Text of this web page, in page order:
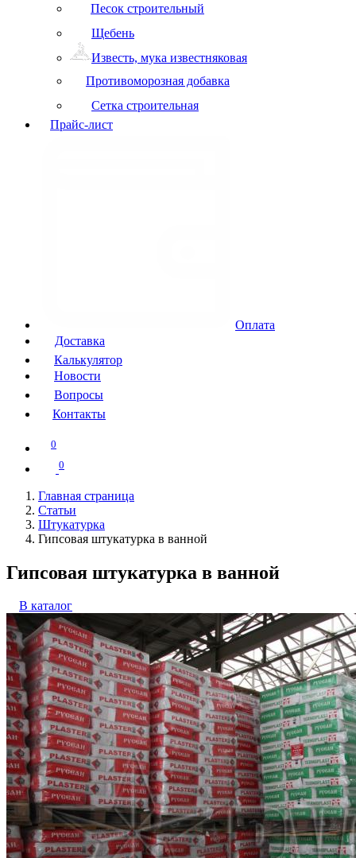
Песок строительный
Щебень
Известь, мука известняковая
Противоморозная добавка
Сетка строительная
Прайс-лист
Оплата
Доставка
Калькулятор
Новости
Вопросы
Контакты
0
0
Главная страница
Статьи
Штукатурка
Гипсовая штукатурка в ванной
Гипсовая штукатурка в ванной
В каталог